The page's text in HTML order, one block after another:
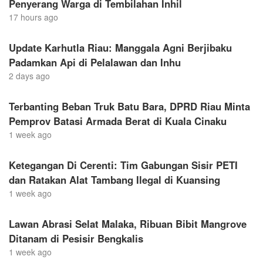
Penyerang Warga di Tembilahan Inhil
17 hours ago
Update Karhutla Riau: Manggala Agni Berjibaku
Padamkan Api di Pelalawan dan Inhu
2 days ago
Terbanting Beban Truk Batu Bara, DPRD Riau Minta
Pemprov Batasi Armada Berat di Kuala Cinaku
1 week ago
Ketegangan Di Cerenti: Tim Gabungan Sisir PETI
dan Ratakan Alat Tambang Ilegal di Kuansing
1 week ago
Lawan Abrasi Selat Malaka, Ribuan Bibit Mangrove
Ditanam di Pesisir Bengkalis
1 week ago